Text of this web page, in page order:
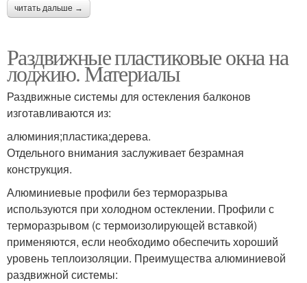
читать дальше →
Раздвижные пластиковые окна на
лоджию. Материалы
Раздвижные системы для остекления балконов
изготавливаются из:
алюминия;пластика;дерева.
Отдельного внимания заслуживает безрамная
конструкция.
Алюминиевые профили без терморазрыва
используются при холодном остеклении. Профили с
терморазрывом (с термоизолирующей вставкой)
применяются, если необходимо обеспечить хороший
уровень теплоизоляции. Преимущества алюминиевой
раздвижной системы: